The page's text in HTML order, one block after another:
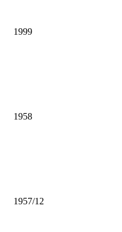
1999
1958
1957/12